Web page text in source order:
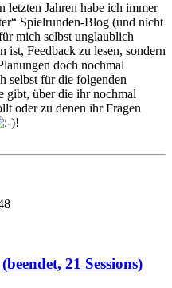
letzten Jahren habe ich immer
Spielrunden-Blog (und nicht
mich selbst unglaublich
ist, Feedback zu lesen, sondern
doch nochmal
selbst für die folgenden
gibt, über die ihr nochmal
oder zu denen ihr Fragen
!
21 Sessions)